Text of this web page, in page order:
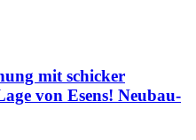
mit schicker
von Esens! Neubau-